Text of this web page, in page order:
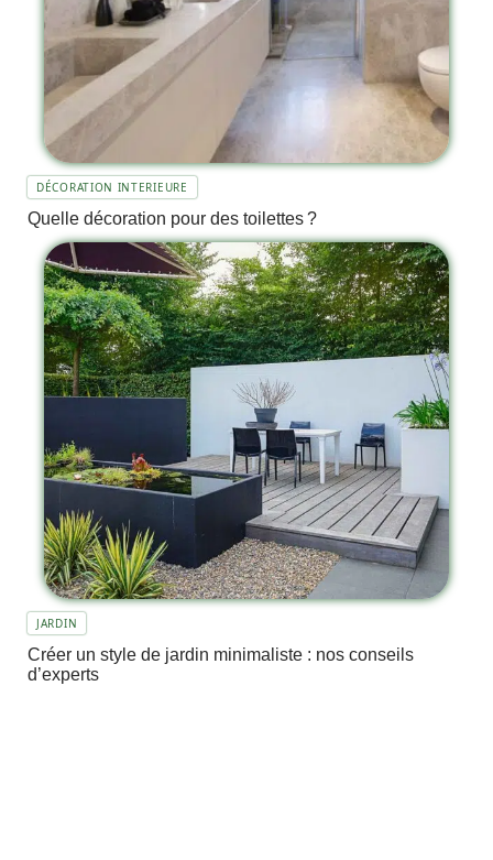
DÉCORATION INTERIEURE
Quelle décoration pour des toilettes ?
JARDIN
Créer un style de jardin minimaliste : nos conseils
d’experts